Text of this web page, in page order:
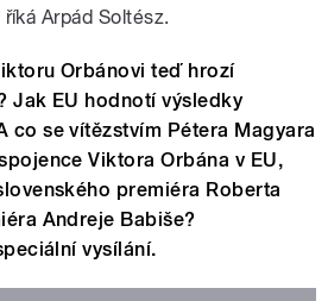
Arpád Soltész.
Orbánovi teď hrozí
Jak EU hodnotí výsledky
co se vítězstvím Pétera Magyara
Viktora Orbána v EU,
premiéra Roberta
Andreje Babiše?
vysílání.